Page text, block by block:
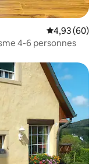
Évaluation
4,93 (60)
4-6 personnes